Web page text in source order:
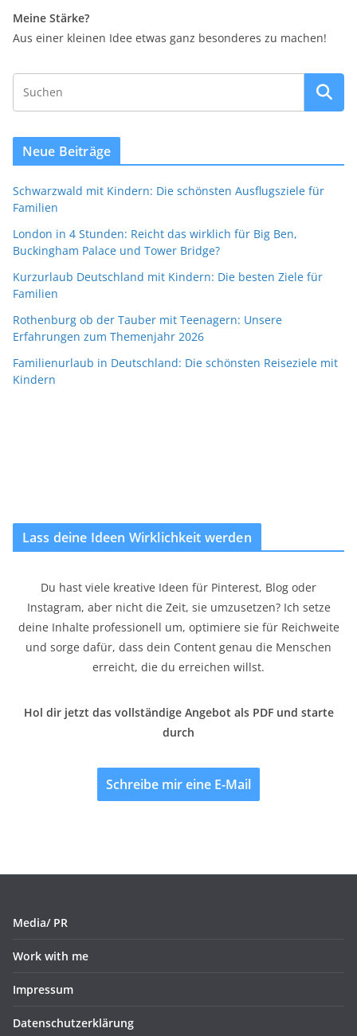
Meine Stärke?
Aus einer kleinen Idee etwas ganz besonderes zu machen!
Neue Beiträge
Schwarzwald mit Kindern: Die schönsten Ausflugsziele für
Familien
London in 4 Stunden: Reicht das wirklich für Big Ben,
Buckingham Palace und Tower Bridge?
Kurzurlaub Deutschland mit Kindern: Die besten Ziele für
Familien
Rothenburg ob der Tauber mit Teenagern: Unsere
Erfahrungen zum Themenjahr 2026
Familienurlaub in Deutschland: Die schönsten Reiseziele mit
Kindern
Lass deine Ideen Wirklichkeit werden
Du hast viele kreative Ideen für Pinterest, Blog oder
Instagram, aber nicht die Zeit, sie umzusetzen? Ich setze
deine Inhalte professionell um, optimiere sie für Reichweite
und sorge dafür, dass dein Content genau die Menschen
erreicht, die du erreichen willst.
Hol dir jetzt das vollständige Angebot als PDF und starte
durch
Schreibe mir eine E-Mail
Media/ PR
Work with me
Impressum
Datenschutzerklärung